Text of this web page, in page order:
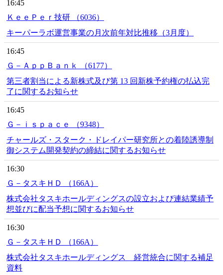
16:45
ＫｅｅＰｅｒ技研 （6036）
キーパーラボ運営事業の月次前年対比推移（3月度）
16:45
Ｇ－ＡｐｐＢａｎｋ （6177）
第三者割当による新株式及び第 13 回新株予約権の払込完
了に関するお知らせ
16:45
Ｇ－ｉｓｐａｃｅ （9348）
チャールズ・スターク・ドレイパー研究所との着陸誘導制
御システム開発契約の締結に関するお知らせ
16:30
Ｇ－タスキＨＤ （166A）
株式会社タスキホールディングスの設立および連結業績予
想並びに配当予想に関するお知らせ
16:30
Ｇ－タスキＨＤ （166A）
株式会社タスキホールディングス 経営統合に関する補足
資料